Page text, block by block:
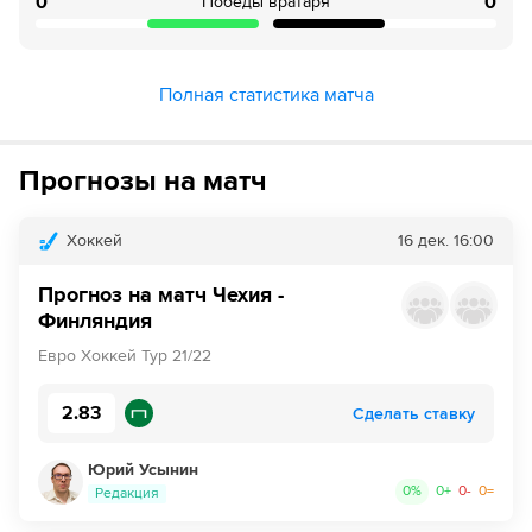
Полная статистика матча
Прогнозы на матч
Хоккей 16 дек. 16:00
Прогноз на матч Чехия -
Финляндия
Евро Хоккей Тур 21/22
2.83 Сделать ставку
Юрий Усынин
Редакция 0% 0+ 0- 0=